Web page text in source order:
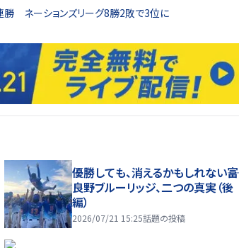
勝 ネーションズリーグ8勝2敗で3位に
優勝しても、消えるかもしれない――富
良野ブルーリッジ、二つの真実（後
編）
2026/07/21 15:25話題の投稿